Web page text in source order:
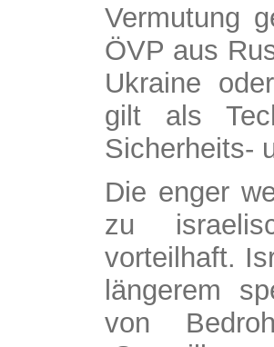
Vermutung
ÖVP aus
Ukraine
gilt als
Sicherheits-
Die enger
zu
vorteilhaft.
längerem
von